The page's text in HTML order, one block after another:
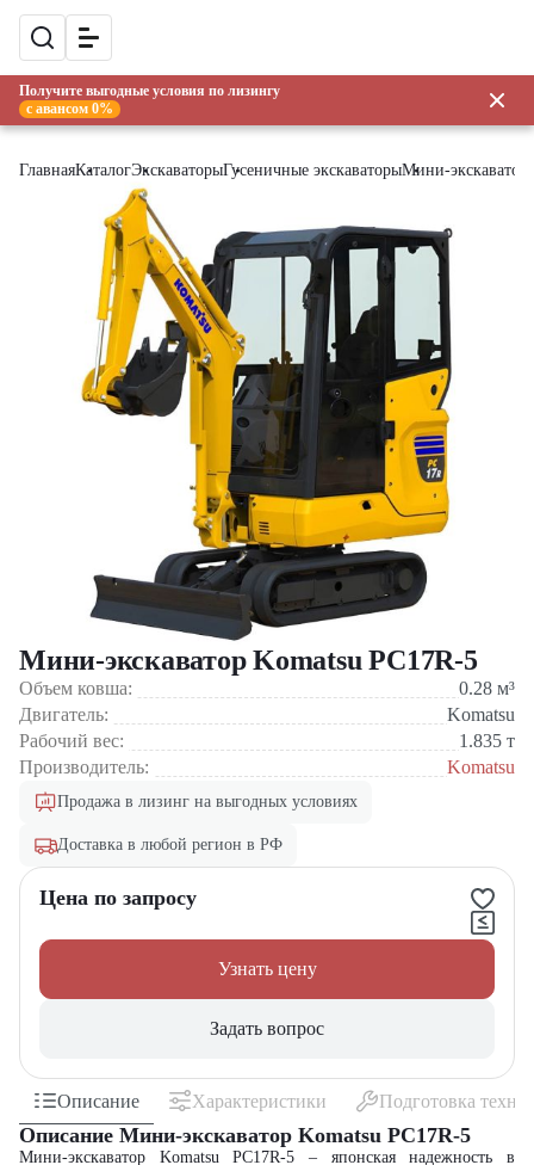
Получите выгодные условия по лизингу
с авансом 0%
ГлавнаяКаталогЭкскаваторыГусеничные экскаваторыМини-
Мини-экскаватор Komatsu PC17R-5
Объем ковша: 0.28 м³
Двигатель:
Komatsu
Рабочий вес:
1.835 т
Производитель:
Komatsu
Продажа в лизинг на выгодных условиях
Доставка в любой регион в РФ
Цена по запросу
Узнать цену
Задать вопрос
Описание Характеристики Подготовка
Описание Мини-экскаватор Komatsu PC17R-5
Мини-экскаватор Komatsu PC17R-5 – японская надежность в